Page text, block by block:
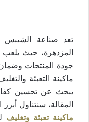
تعد صناعة الشيبس
المزدهرة، حيث
جودة المنتجات وضمان
ماكينة التعبئة
يبحث عن تحسين
المقالة، سنتناول
ماكينة تعبئة وتغليف